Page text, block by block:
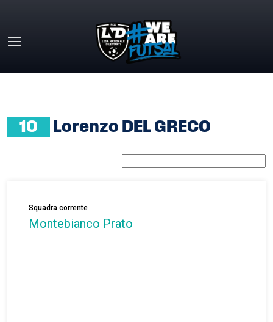
10 Lorenzo DEL GRECO
Squadra corrente
Montebianco Prato